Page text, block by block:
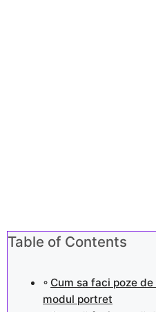
Table of Contents
Cum sa faci poze
modul portret